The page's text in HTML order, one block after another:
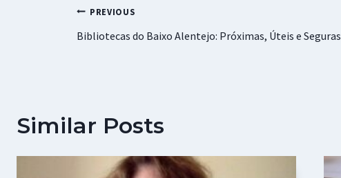
Navegação
de
PREVIOUS
Bibliotecas do Baixo Alentejo: Próximas, Úteis e Seguras
Similar Posts